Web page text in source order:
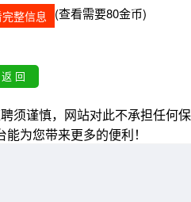
整信息 (查看需要80金币)
须谨慎，网站对此不承担任何保
为您带来更多的便利！